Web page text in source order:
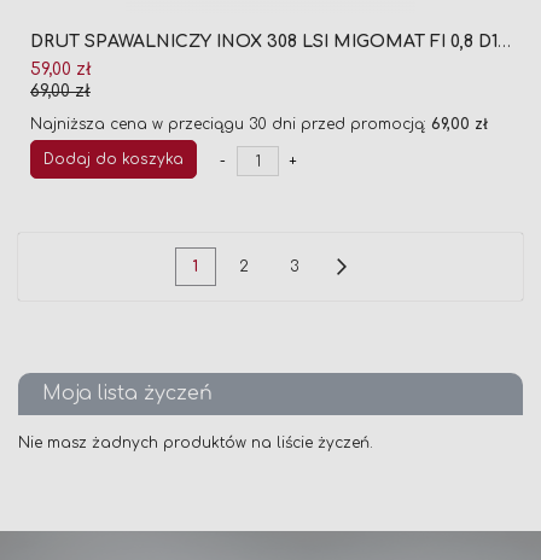
DRUT SPAWALNICZY INOX 308 LSI MIGOMAT FI 0,8 D100 (SZPULA 1KG)
Cena
promocyjna
59,00 zł
69,00 zł
Najniższa cena w przeciągu 30 dni przed promocją: 69,00 zł
Dodaj do koszyka - +
Aktualnie
1 Strona
2 Strona
3
Moja lista życzeń
Nie masz żadnych produktów na liście życzeń.